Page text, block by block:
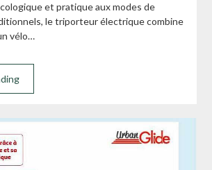
et pratique aux modes de
le triporteur électrique combine
vélo…